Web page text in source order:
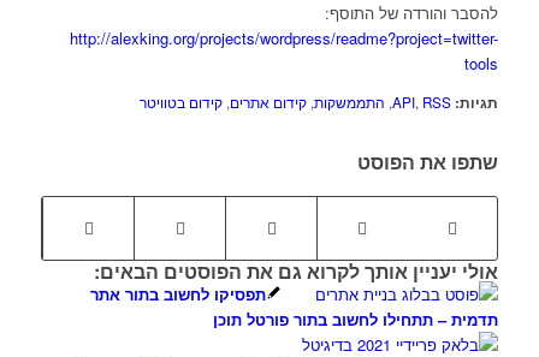
להסבר והורדה של התוסף:
http://alexking.org/projects/wordpress/readme?project=twitter-
tools
תגיות: API, RSS
, התממשקות, קידום אתרים, קידום בטוויטר
שתפו את הפוסט
אולי יעניין אותך לקרוא גם את הפוסטים הבאים:
תפסיקו לחשוב בתור אתר
תדמית – תתחילו לחשוב בתור פורטל תוכן